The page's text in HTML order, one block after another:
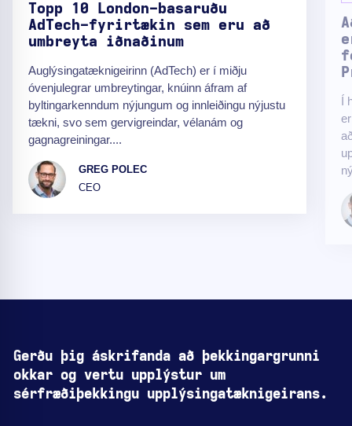
Topp 10 London-basa­ruðu
AdTech-fyrirtækin sem eru að
umbreyta iðnaðinum
Auglýsingatæknigeirinn (AdTech) er í miðju
óvenjulegrar umbreytingar, knúinn áfram af
byltingarkenndum nýjungum og innleiðingu nýjustu
tækni, svo sem gervigreindar, vélanám og
gagnagreiningar....
GREG POLEC
CEO
Í
Gerðu þig áskrifanda að þekkingargrunni
okkar og vertu upplýstur um
sérfræðiþekkingu upplýsingatæknigeirans.